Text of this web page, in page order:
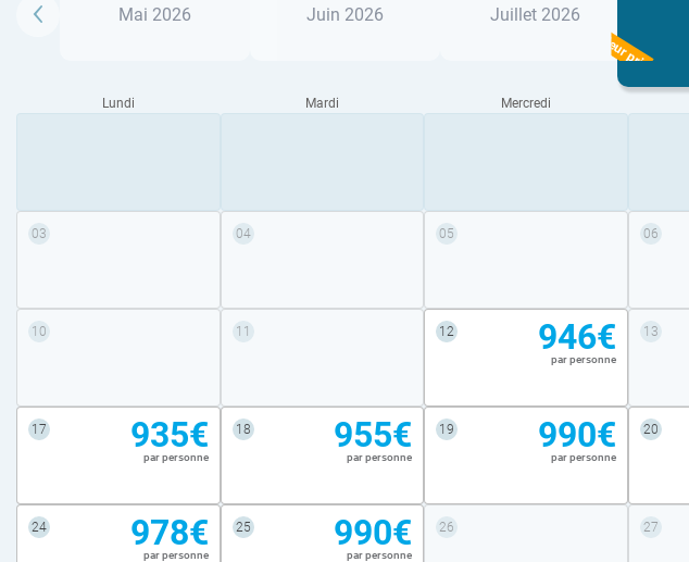
Mai 2026 Juin 2026 Juillet 2026
Meilleur prix
Lundi Mardi Mercredi
03 04 05 06
10 11 12 946€
par personne
13
17 935€
par personne
18 955€
par personne
19 990€
par personne
20
24 978€
par personne
25 990€
par personne
26 27